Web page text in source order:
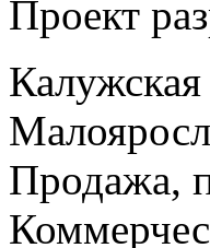
Проект
Продажа,